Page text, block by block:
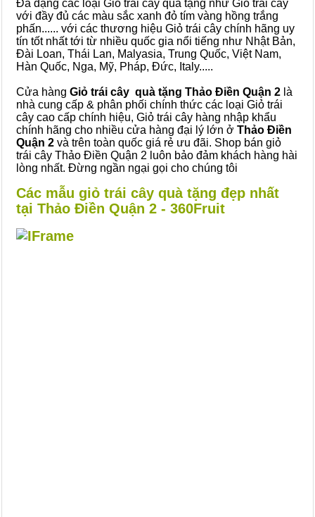
Đa dạng các loại Giỏ trái cây quà tặng như Giỏ trái cây
với đầy đủ các màu sắc xanh đỏ tím vàng hồng trắng
phấn...... với các thương hiệu Giỏ trái cây chính hãng uy
tín tốt nhất tới từ nhiều quốc gia nổi tiếng như Nhật Bản,
Đài Loan, Thái Lan, Malyasia, Trung Quốc, Việt Nam,
Hàn Quốc, Nga, Mỹ, Pháp, Đức, Italy.....
Cửa hàng Giỏ trái cây quà tặng Thảo Điền Quận 2 là
nhà cung cấp & phân phối chính thức các loại Giỏ trái
cây cao cấp chính hiệu, Giỏ trái cây hàng nhập khẩu
chính hãng cho nhiều cửa hàng đại lý lớn ở Thảo Điền
Quận 2 và trên toàn quốc giá rẻ ưu đãi. Shop bán giỏ
trái cây Thảo Điền Quận 2 luôn bảo đảm khách hàng hài
lòng nhất. Đừng ngần ngại gọi cho chúng tôi
Các mẫu giỏ trái cây quà tặng đẹp nhất
tại Thảo Điền Quận 2 - 360Fruit